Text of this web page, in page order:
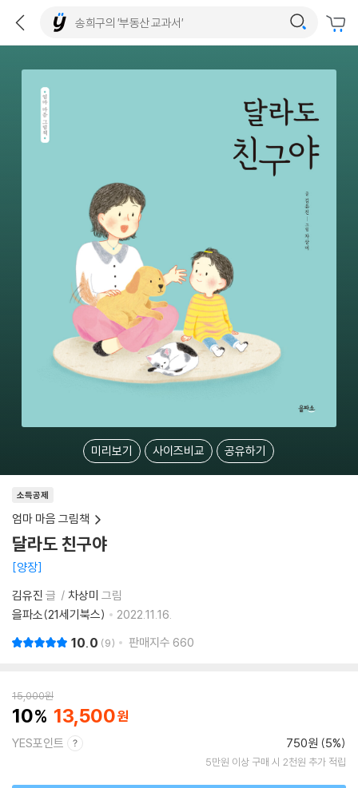
미리보기 사이즈비교 공유하기
소득공제
엄마 마음 그림책
달라도 친구야
양장
김유진 글 차상미 그림
을파소(21세기북스)
2022.11.16.
10.0 9 판매지수 660
15,000원
10 13,500
YES포인트 750원 (5%)
5만원 이상 구매 시 2천원 추가 적립